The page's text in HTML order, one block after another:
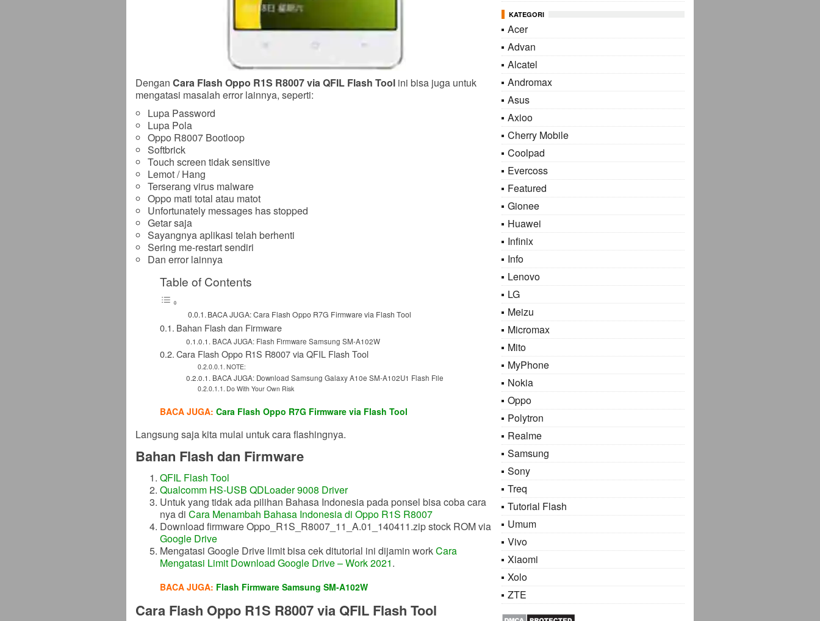
Dengan Cara Flash Oppo R1S R8007 via QFIL Flash Tool ini bisa juga untuk
mengatasi masalah error lainnya, seperti:
Lupa Password
Lupa Pola
Oppo R8007 Bootloop
Softbrick
Touch screen tidak sensitive
Lemot / Hang
Terserang virus malware
Oppo mati total atau matot
Unfortunately messages has stopped
Getar saja
Sayangnya aplikasi telah berhenti
Sering me-restart sendiri
Dan error lainnya
Table of Contents
BACA JUGA: Cara Flash Oppo R7G Firmware via Flash Tool
Bahan Flash dan Firmware
BACA JUGA: Flash Firmware Samsung SM-A102W
Cara Flash Oppo R1S R8007 via QFIL Flash Tool
NOTE:
BACA JUGA: Download Samsung Galaxy A10e SM-A102U1 Flash File
Do With Your Own Risk
BACA JUGA: Cara Flash Oppo R7G Firmware via Flash Tool
Langsung saja kita mulai untuk cara flashingnya.
Bahan Flash dan Firmware
QFIL Flash Tool
Qualcomm HS-USB QDLoader 9008 Driver
Untuk yang tidak ada pilihan Bahasa Indonesia pada ponsel bisa coba cara
nya di Cara Menambah Bahasa Indonesia di Oppo R1S R8007
Download firmware Oppo_R1S_R8007_11_A.01_140411.zip stock ROM via
Google Drive
Mengatasi Google Drive limit bisa cek ditutorial ini dijamin workCara
Mengatasi Limit Download Google Drive – Work 2021.
BACA JUGA: Flash Firmware Samsung SM-A102W
Cara Flash Oppo R1S R8007 via QFIL Flash Tool
KATEGORI
Acer
Advan
Alcatel
Andromax
Asus
Axioo
Cherry Mobile
Coolpad
Evercoss
Featured
Gionee
Huawei
Infinix
Info
Lenovo
LG
Meizu
Micromax
Mito
MyPhone
Nokia
Oppo
Polytron
Realme
Samsung
Sony
Treq
Tutorial Flash
Umum
Vivo
Xiaomi
Xolo
ZTE